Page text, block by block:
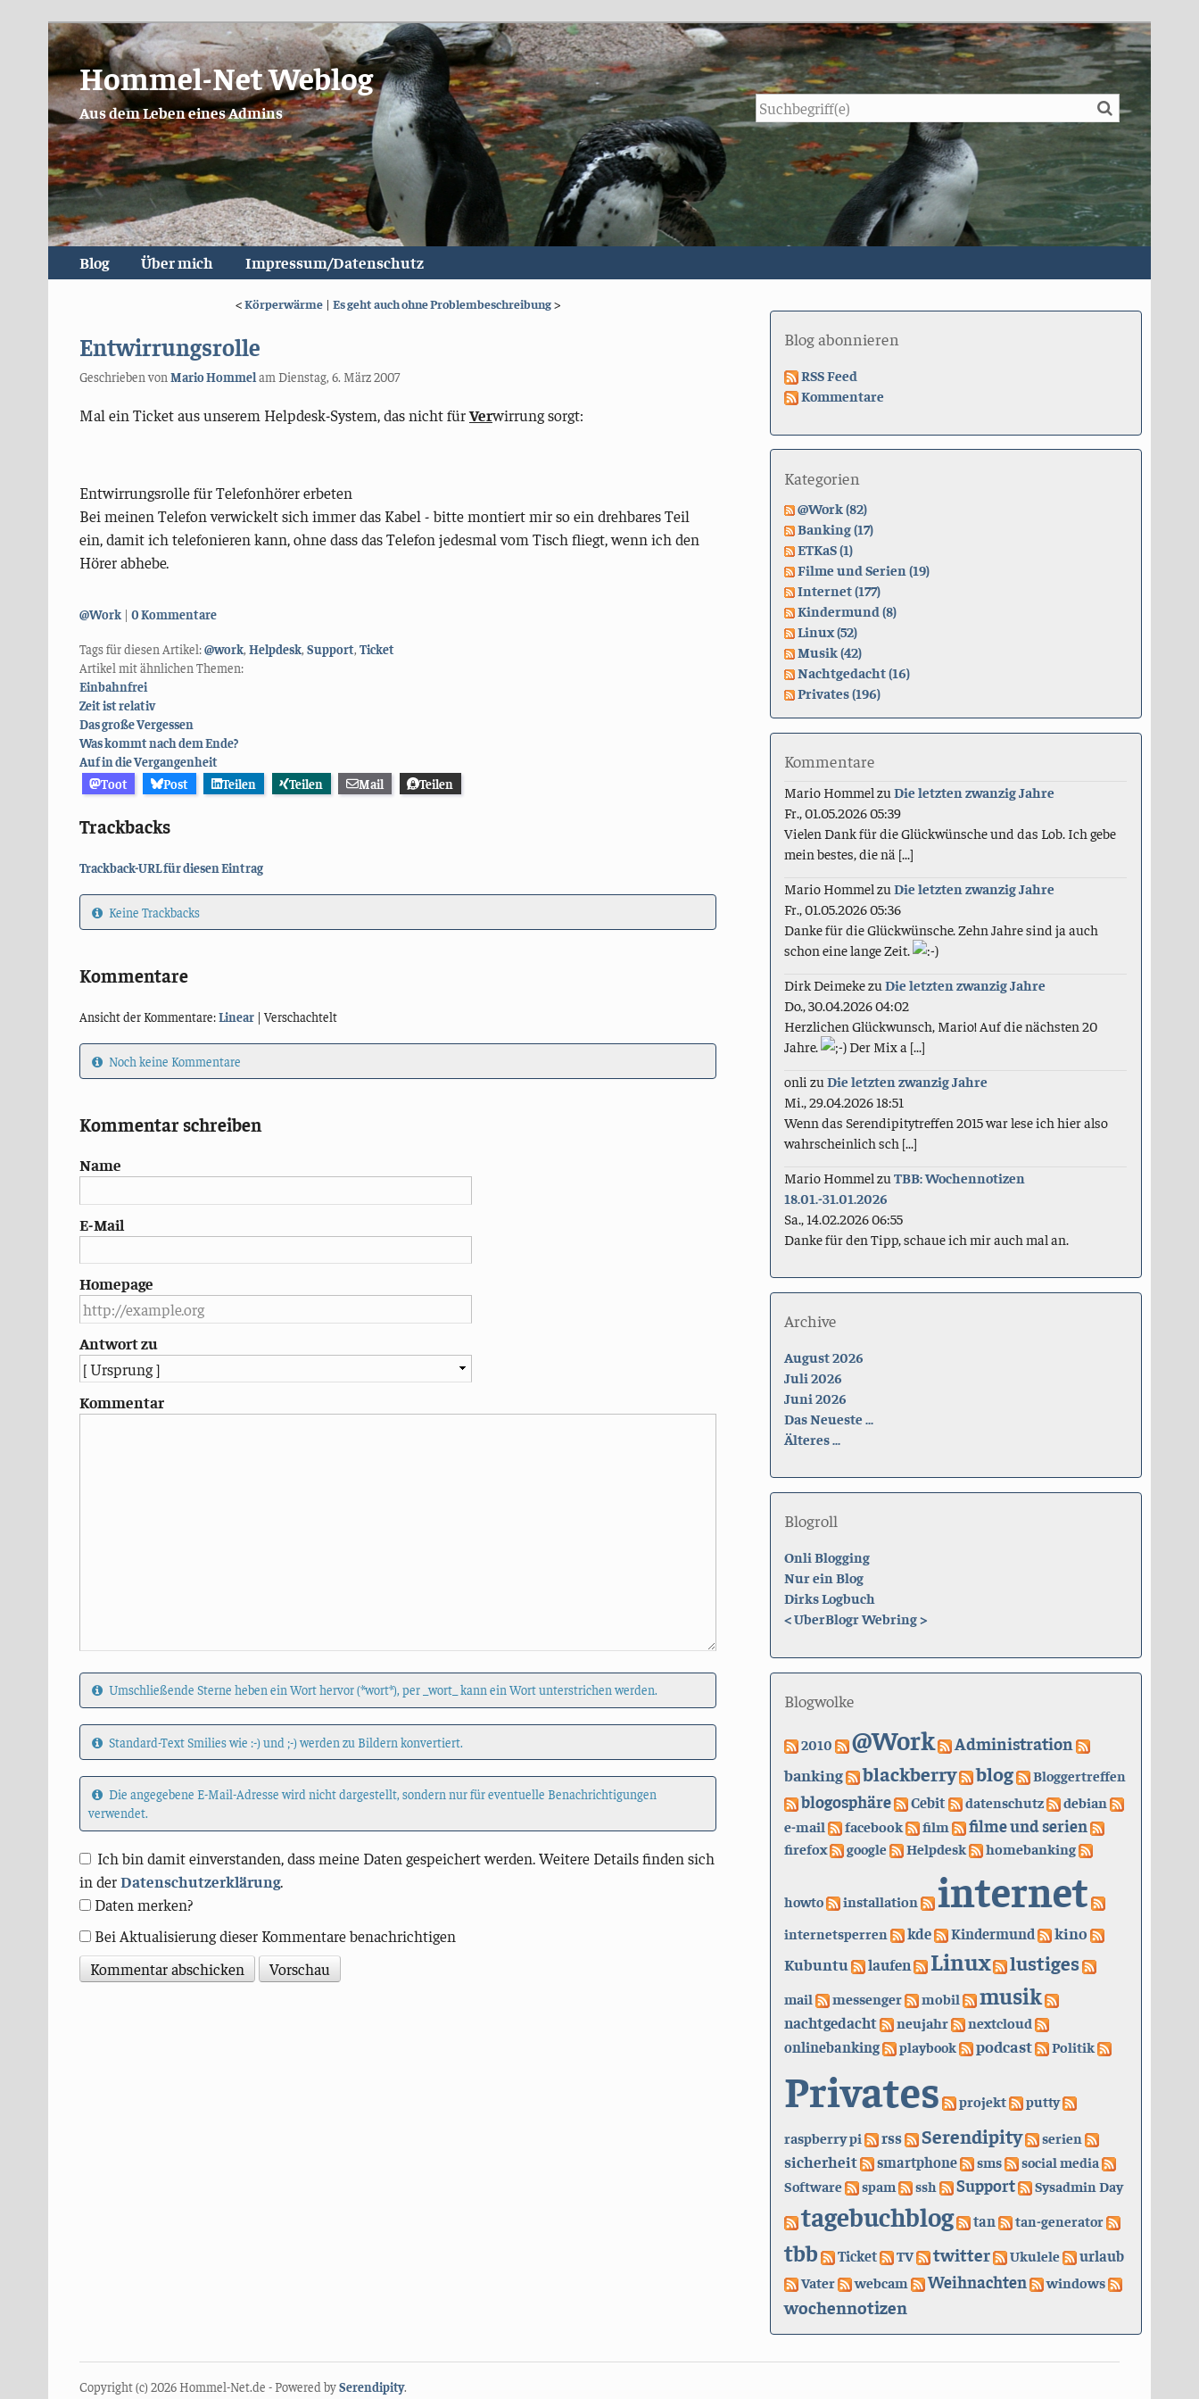
Hommel-Net Weblog
Aus dem Leben eines Admins Suche
Blog Über mich Impressum/Datenschutz
<Körperwärme | Es geht auch ohne Problembeschreibung>
Entwirrungsrolle
Geschrieben von Mario Hommelam Dienstag, 6. März 2007
Mal ein Ticket aus unserem Helpdesk-System, das nicht fürVerwirrung sorgt:
Entwirrungsrolle für Telefonhörer erbeten
Bei meinen Telefon verwickelt sich immer das Kabel - bitte montiert mir so ein drehbares Teil
ein, damit ich telefonieren kann, ohne dass das Telefon jedesmal vom Tisch fliegt, wenn ich den
Hörer abhebe.
Kategorien:
@Work 0 Kommentare
Tags für diesen Artikel:@work, Helpdesk, Support, Ticket
Artikel mit ähnlichen Themen:
Einbahnfrei
Zeit ist relativ
Das große Vergessen
Was kommt nach dem Ende?
Auf in die Vergangenheit
Toot
Post Teilen Teilen Mail Teilen
Trackbacks
Trackback-URL für diesen Eintrag
Keine Trackbacks
Kommentare
Ansicht der Kommentare:Linear| Verschachtelt
Noch keine Kommentare
Kommentar schreiben
Name
E-Mail
Homepage
Antwort zu
Kommentar
Umschließende Sterne heben ein Wort hervor (*wort*), per _wort_ kann ein Wort unterstrichen werden.
Standard-Text Smilies wie :-) und ;-) werden zu Bildern konvertiert.
Die angegebene E-Mail-Adresse wird nicht dargestellt, sondern nur für eventuelle Benachrichtigungen
verwendet.
Ich bin damit einverstanden, dass meine Daten gespeichert werden. Weitere Details finden sich
in derDatenschutzerklärung.
Daten merken?
Bei Aktualisierung dieser Kommentare benachrichtigen
Blog abonnieren
RSS Feed
Kommentare
Kategorien
@Work (82)
Banking (17)
ETKaS (1)
Filme und Serien (19)
Internet (177)
Kindermund (8)
Linux (52)
Musik (42)
Nachtgedacht (16)
Privates (196)
Kommentare
Mario Hommel zuDie letzten zwanzig Jahre
Fr., 01.05.2026 05:39
Vielen Dank für die Glückwünsche und das Lob. Ich gebe
mein bestes, die nä [...]
Mario Hommel zuDie letzten zwanzig Jahre
Fr., 01.05.2026 05:36
Danke für die Glückwünsche. Zehn Jahre sind ja auch
schon eine lange Zeit.
Dirk DeimekezuDie letzten zwanzig Jahre
Do., 30.04.2026 04:02
Herzlichen Glückwunsch, Mario! Auf die nächsten 20
Jahre.
Der Mix a [...]
onli zuDie letzten zwanzig Jahre
Mi., 29.04.2026 18:51
Wenn das Serendipitytreffen 2015 war lese ich hier also
wahrscheinlich sch [...]
Mario Hommel zuTBB: Wochennotizen
18.01.-31.01.2026
Sa., 14.02.2026 06:55
Danke für den Tipp, schaue ich mir auch mal an.
Archive
August 2026
Juli 2026
Juni 2026
Das Neueste ...
Älteres ...
Blogroll
Onli Blogging
Nur ein Blog
Dirks Logbuch
<UberBlogr Webring>
Blogwolke
2010 @Work Administration
banking blackberry blog Bloggertreffen
blogosphäre Cebit datenschutz
debian
e-mail
facebook film filme und serien
firefox google Helpdesk homebanking
howto installation internet
internetsperren kde Kindermund
kino
Kubuntu
laufen Linux lustiges
mail messenger mobil musik
nachtgedacht neujahr nextcloud
onlinebanking playbook podcast Politik
Privates projekt putty
raspberry pi rss Serendipity serien
sicherheit smartphone sms
social media
Software
spam ssh Support Sysadmin Day
tagebuchblog tan tan-generator
tbb Ticket TV twitter Ukulele urlaub
Vater webcam Weihnachten windows
wochennotizen
Copyright (c) 2026 Hommel-Net.de - Powered bySerendipity.